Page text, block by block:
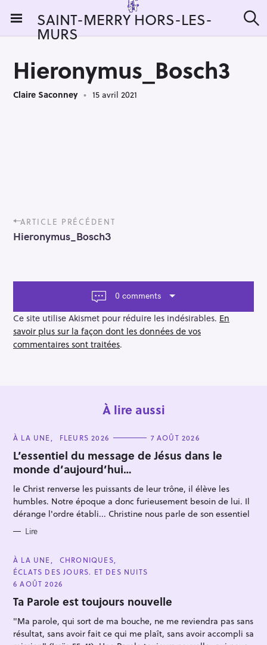
i
SAINT-MERRY HORS-LES-
MURS e
Hieronymus_Bosch3
Claire Saconney 15 avril 2021
P
o
s
a
g
a
t
i
ARTICLE PRÉCÉDENT
Hieronymus_Bosch3
0 comments
Ce site utilise Akismet pour réduire les indésirables. En
savoir plus sur la façon dont les données de vos
commentaires sont traitées.
À lire aussi
C
T
E
G
O
R
I
E
S
À LA UNE FLEURS 2026 7 AOÛT 2026
L’essentiel du message de Jésus dans le
monde d’aujourd’hui…
le Christ renverse les puissants de leur trône, il élève les
humbles. Notre époque a donc furieusement besoin de lui. Il
dérange l'ordre établi... Christine nous parle de son essentiel
Lire
C
A
T
E
G
O
R
E
À LA UNE
CHRONIQUES
ÉCLATS DES JOURS. ET DES NUITS
6 AOÛT 2026
Ta Parole est toujours nouvelle
"Ma parole, qui sort de ma bouche, ne me reviendra pas sans
résultat, sans avoir fait ce qui me plaît, sans avoir accompli sa
R
e
c
h
e